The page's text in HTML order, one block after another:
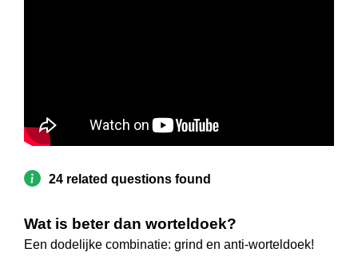
24 related questions found
Wat is beter dan worteldoek?
Een dodelijke combinatie: grind en anti-worteldoek!